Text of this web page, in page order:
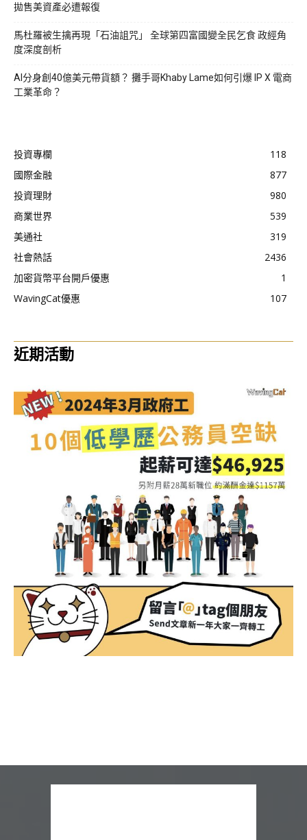
拋售美資產必遭報復
馬杜羅被生擒再現「石油詛咒」 全球第四富國變全民乞食 政經角
度深度剖析
AI分身創40億美元帶貨額？ 攤手哥Khaby Lame如何引爆 IP X 電商
工業革命？
投資專欄
118
國際金融
877
投資理財
980
商業世界
539
美通社
319
社會熱話
2436
加密貨幣平台開戶優惠
1
WavingCat優惠
107
近期活動